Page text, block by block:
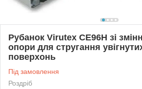
Рубанок Virutex CE96H зі
опори для стругання
поверхонь
Під замовлення
Роздріб